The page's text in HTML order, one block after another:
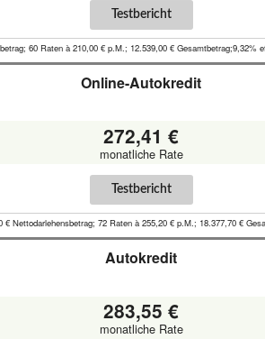
Testbericht
60 Raten à 210,00 € p.M.; 12.539,00 €
Online-Autokredit
272,41 €
monatliche Rate
Testbericht
€ Nettodarlehensbetrag; 72 Raten à 255,20 € p.M.; 18.377,70 €
Autokredit
283,55 €
monatliche Rate